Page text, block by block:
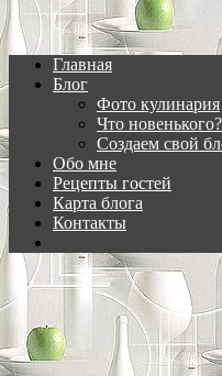
Главная
Блог
Фото кулинария
Что новенького?
Создаем свой
Обо мне
Рецепты гостей
Карта блога
Контакты